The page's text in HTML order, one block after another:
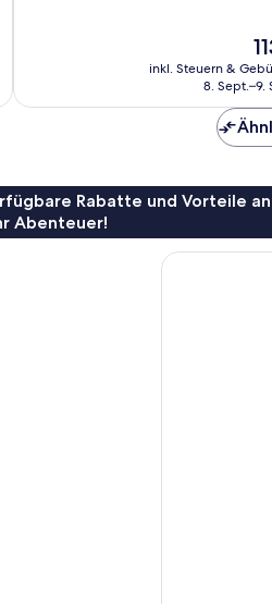
inkl. Steuern &
8. Sept.–9.
Rabatte und Vorteile
Abenteuer!